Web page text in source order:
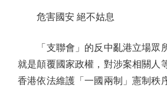
危害國安 絕不姑息
「支聯會」的反中亂港立場眾
就是顛覆國家政權，對涉案相關人
香港依法維護「一國兩制」憲制秩